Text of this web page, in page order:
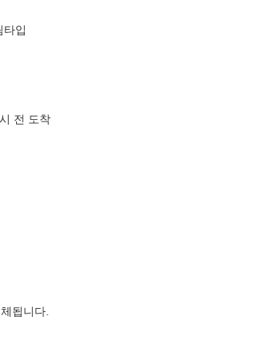
타입
전 도착
됩니다.